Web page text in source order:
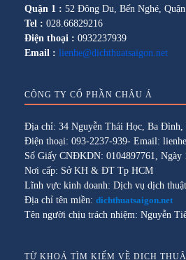
Quận 1 : 52 Đông Du, Bến Nghé, Quận
Tel : 028.66829216
Điện thoại : 0932237939
Email : lienhe@dichthuatsaigon.net
CÔNG TY CỔ PHẦN CHÂU Á
Địa chỉ: 34 Nguyễn Thái Học, Ba Đình,
Điện thoại: 093-2237-939- Email:
Số Giấy CNĐKDN: 0104897761, Ngày
Nơi cấp: Sở KH & ĐT Tp HCM
Lĩnh vực kinh doanh: Dịch vụ dịch
Địa chỉ tên miền: dichthuatsaigon.net
Tên người chịu trách nhiệm: Nguyễn
TỪ KHOÁ TÌM KIẾM VỀ DỊCH